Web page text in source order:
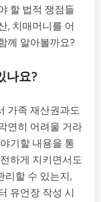
할 법적 쟁점들
, 치매머니를 어
께 알아볼까요?
나요?
가족 재산권과도
연히 어려울 거라
기할 내용을 통
하게 지키면서도
리할 수 있는지,
유언장 작성 시